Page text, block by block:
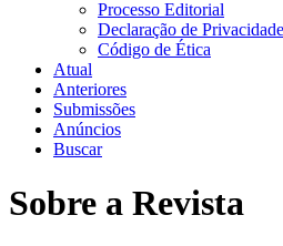
Processo Editorial
Declaração de
Código de Ética
Atual
Anteriores
Submissões
Anúncios
Buscar
Sobre a Revista